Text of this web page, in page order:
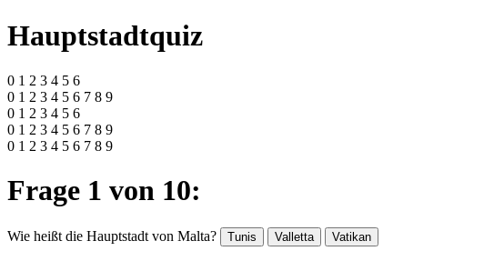
Hauptstadtquiz
0 1 2 3 4 5 6
0 1 2 3 4 5 6 7 8 9
0 1 2 3 4 5 6
0 1 2 3 4 5 6 7 8 9
0 1 2 3 4 5 6 7 8 9
Frage 1 von 10:
Wie heißt die Hauptstadt von Malta? Tunis Valletta Vatikan